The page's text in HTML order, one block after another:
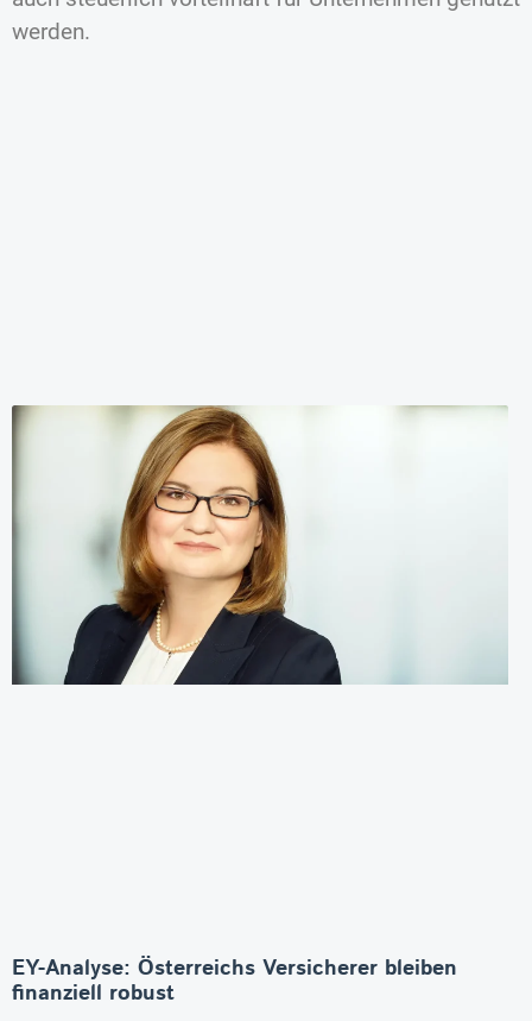
werden.
EY-Analyse: Österreichs Versicherer bleiben
finanziell robust